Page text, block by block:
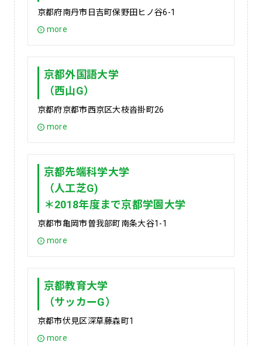
京都府南丹市日吉町保野田ヒノ谷6-1
more
京都外国語大学
（西山G）
京都府京都市西京区大枝沓掛町26
more
京都先端科学大学
（人工芝G)
＊2018年度まで京都学園大学
京都市亀岡市曽我部町南条大谷1-1
more
京都教育大学
（サッカーG）
京都市伏見区深草藤森町1
more